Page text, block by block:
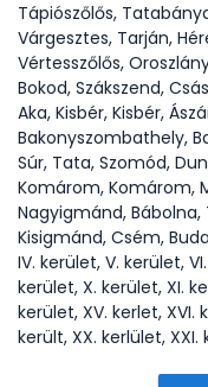
Tápiószőlős,
Várgesztes, Tarján,
Vértesszőlős,
Bokod, Szákszend,
Aka, Kisbér, Kisbér,
Bakonyszombathely,
Súr, Tata, Szomód,
Komárom, Komárom,
Nagyigmánd, Bábolna,
Kisigmánd, Csém,
IV. kerület, V. kerület,
kerület, X. kerület, XI.
kerület, XV. kerlet, XVI.
került, XX. kerlület, XXI.